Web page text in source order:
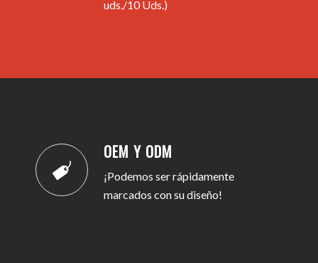
uds./10 Uds.)
OEM Y ODM
¡Podemos ser rápidamente
marcados con su diseño!